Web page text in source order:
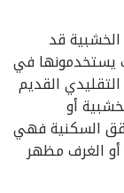
قد
يستخدمونها في
القديم
أو
السكنية فهي
الغرف مظهر